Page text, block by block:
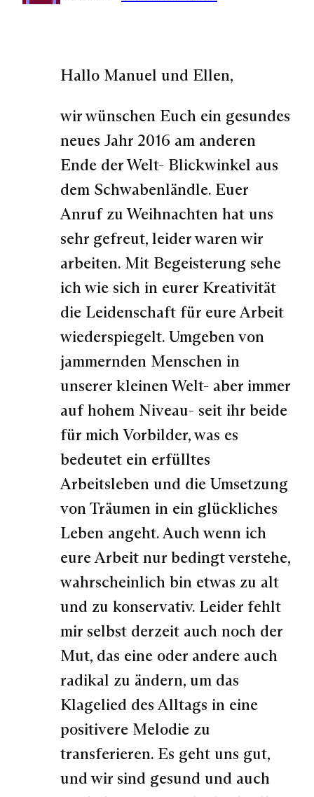
Hallo Manuel und Ellen,
wir wünschen Euch ein gesundes
neues Jahr 2016 am anderen
Ende der Welt- Blickwinkel aus
dem Schwabenländle. Euer
Anruf zu Weihnachten hat uns
sehr gefreut, leider waren wir
arbeiten. Mit Begeisterung sehe
ich wie sich in eurer Kreativität
die Leidenschaft für eure Arbeit
wiederspiegelt. Umgeben von
jammernden Menschen in
unserer kleinen Welt- aber immer
auf hohem Niveau- seit ihr beide
für mich Vorbilder, was es
bedeutet ein erfülltes
Arbeitsleben und die Umsetzung
von Träumen in ein glückliches
Leben angeht. Auch wenn ich
eure Arbeit nur bedingt verstehe,
wahrscheinlich bin etwas zu alt
und zu konservativ. Leider fehlt
mir selbst derzeit auch noch der
Mut, das eine oder andere auch
radikal zu ändern, um das
Klagelied des Alltags in eine
positivere Melodie zu
transferieren. Es geht uns gut,
und wir sind gesund und auch